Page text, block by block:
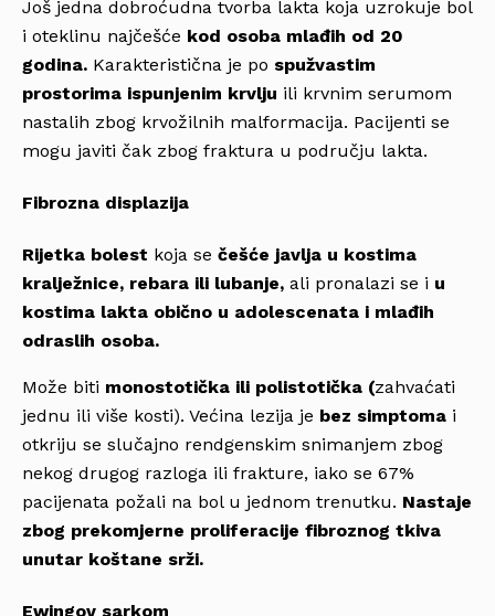
Još jedna dobroćudna tvorba lakta koja uzrokuje bol
i oteklinu najčešće kod osoba mlađih od 20
godina. Karakteristična je po spužvastim
prostorima ispunjenim krvlju ili krvnim serumom
nastalih zbog krvožilnih malformacija. Pacijenti se
mogu javiti čak zbog fraktura u području lakta.
Fibrozna displazija
Rijetka bolest koja se češće javlja u kostima
kralježnice, rebara ili lubanje, ali pronalazi se i u
kostima lakta obično u adolescenata i mlađih
odraslih osoba.
Može biti monostotička ili polistotička (zahvaćati
jednu ili više kosti). Većina lezija je bez simptoma i
otkriju se slučajno rendgenskim snimanjem zbog
nekog drugog razloga ili frakture, iako se 67%
pacijenata požali na bol u jednom trenutku. Nastaje
zbog prekomjerne proliferacije fibroznog tkiva
unutar koštane srži.
Ewingov sarkom